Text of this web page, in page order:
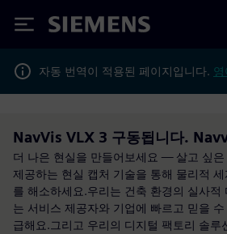
Siemens
자동 번역이 적용된 페이지입니다.
NavVis VLX 3 구동됩니다.
더 나은 현실을 만들어보세요 — 살고 싶
제공하는 현실 캡처 기술을 통해 물리적
를 해소하세요.우리는 건축 환경의 실사적
는 서비스 제공자와 기업에 빠르고 믿을
급해요.그리고 우리의 디지털 팩토리 솔루